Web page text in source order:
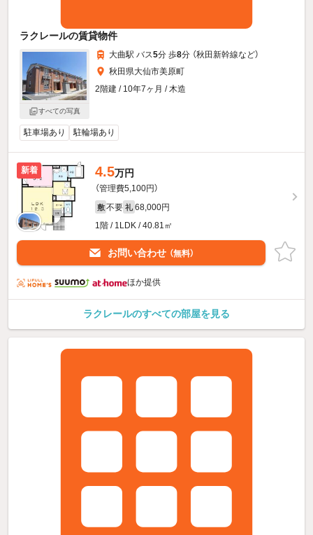
ラクレールの賃貸物件
すべての写真
大曲駅 バス5分 歩8分 （秋田新幹線など）
秋田県大仙市美原町
2階建 / 10年7ヶ月 / 木造
駐車場あり 駐輪場あり
新着 4.5万円
（管理費5,100円）
敷 不要 礼 68,000円
1階 / 1LDK / 40.81㎡
お問い合わせ （無料）
ほか提供
ラクレールのすべての部屋を見る